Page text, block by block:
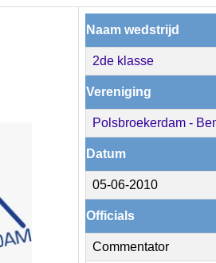
Naam wedstrijd
2de klasse
Vereniging
Polsbroekerdam -
Datum
05-06-2010
Officials
Commentator